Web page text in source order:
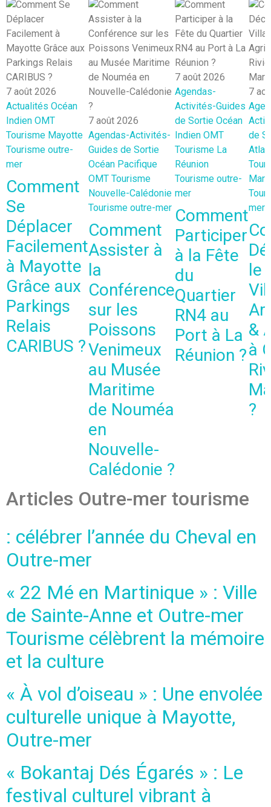
7 août 2026
Actualités Océan
Indien OMT
Tourisme Mayotte
Tourisme outre-
mer
Comment
Se
Déplacer
Facilement
à Mayotte
Grâce aux
Parkings
Relais
CARIBUS ?
7 août 2026
Agendas-Activités-
Guides de Sortie
Océan Pacifique
OMT Tourisme
Nouvelle-Calédonie
Tourisme outre-mer
Comment
Assister à
la
Conférence
sur les
Poissons
Venimeux
au Musée
Maritime
de Nouméa
en
Nouvelle-
Calédonie ?
7 août 2026
Agendas-
Activités-Guides
de Sortie Océan
Indien OMT
Tourisme La
Réunion
Tourisme outre-
mer
Comment
Participer
à la Fête
du
Quartier
RN4 au
Port à La
Réunion ?
7
de
mer
le
&
à
?
Articles Outre-mer tourisme
: célébrer l’année du Cheval en
Outre-mer
« 22 Mé en Martinique » : Ville
de Sainte-Anne et Outre-mer
Tourisme célèbrent la mémoire
et la culture
« À vol d’oiseau » : Une envolée
culturelle unique à Mayotte,
Outre-mer
« Bokantaj Dés Égarés » : Le
festival culturel vibrant à